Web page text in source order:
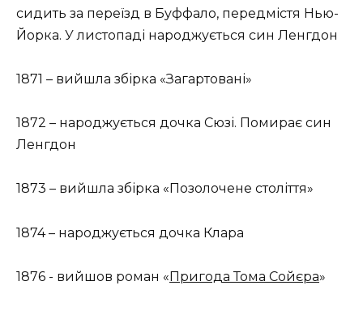
сидить за переїзд в Буффало, передмістя Нью-
Йорка. У листопаді народжується син Ленгдон
1871 – вийшла збірка «Загартовані»
1872 – народжується дочка Сюзі. Помирає син
Ленгдон
1873 – вийшла збірка «Позолочене століття»
1874 – народжується дочка Клара
1876 ​​- вийшов роман «Пригода Тома Сойєра»